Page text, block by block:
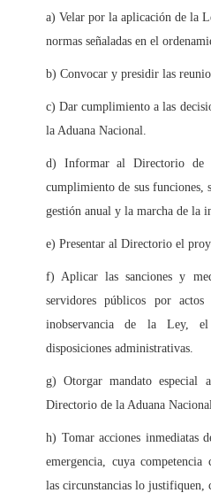
a) Velar por la aplicación de la
normas señaladas en el
b) Convocar y presidir las
c) Dar cumplimiento a las
la Aduana Nacional.
d) Informar al Directorio de
cumplimiento de sus funciones,
gestión anual y la marcha de la
e) Presentar al Directorio el
f) Aplicar las sanciones y
servidores públicos por
inobservancia de la Ley, el
disposiciones administrativas.
g) Otorgar mandato especial
Directorio de la Aduana Nacional.
h) Tomar acciones inmediatas
emergencia, cuya
las circunstancias lo justifiquen,